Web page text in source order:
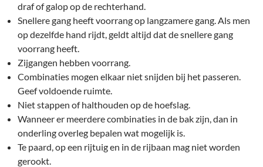
draf of galop op de rechterhand.
Snellere gang heeft voorrang op langzamere gang. Als men
op dezelfde hand rijdt, geldt altijd dat de snellere gang
voorrang heeft.
Zijgangen hebben voorrang.
Combinaties mogen elkaar niet snijden bij het passeren.
Geef voldoende ruimte.
Niet stappen of halthouden op de hoefslag.
Wanneer er meerdere combinaties in de bak zijn, dan in
onderling overleg bepalen wat mogelijk is.
Te paard, op een rijtuig en in de rijbaan mag niet worden
gerookt.